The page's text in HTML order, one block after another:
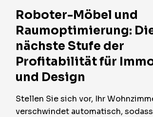
Roboter-Möbel und
Raumoptimierung:
nächste Stufe der
Profitabilität für
und Design
Stellen Sie sich vor, Ihr
verschwindet automatisch,